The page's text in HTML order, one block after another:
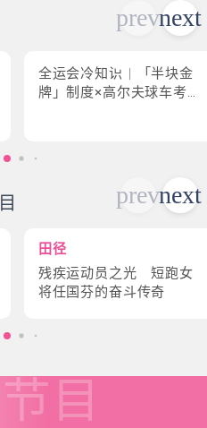
全运会冷知识｜「半块金
牌」制度×高尔夫球车考牌
田径
残疾运动员之光 短跑女
将任国芬的奋斗传奇
节目